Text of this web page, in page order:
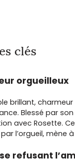
clés
orgueilleux
brillant,
Blessé par
avec Rosette.
l’orgueil, mène
refusant